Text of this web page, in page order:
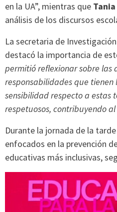
en la UA”, mientras que Tania
análisis de los discursos
La secretaria de
destacó la importancia de
permitió reflexionar sobre las
responsabilidades que tienen
sensibilidad respecto a estas
respetuosos, contribuyendo
Durante la jornada de la
enfocados en la prevención
educativas más inclusivas,